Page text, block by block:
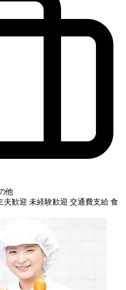
他
夫歓迎 未経験歓迎 交通費支給 食